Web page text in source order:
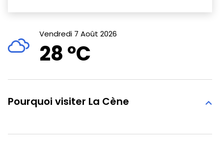
Vendredi 7 Août 2026
28 °C
Pourquoi visiter La Cène